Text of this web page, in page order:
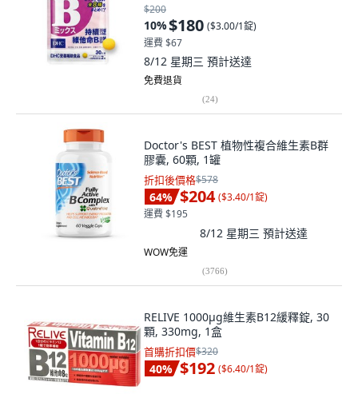
$200
10%$180 ($3.00/1錠)
運費 $67
8/12 星期三 預計送達
免費退貨
(24)
Doctor's BEST 植物性複合維生素B群
膠囊, 60顆, 1罐
折扣後價格$578
64% $204 ($3.40/1錠)
運費 $195
8/12 星期三 預計送達
WOW免運
(3766)
RELIVE 1000μg維生素B12緩釋錠, 30
顆, 330mg, 1盒
首購折扣價$320
40% $192 ($6.40/1錠)